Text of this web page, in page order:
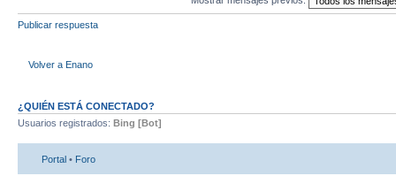
Publicar respuesta
Volver a Enano
¿QUIÉN ESTÁ CONECTADO?
Usuarios registrados: Bing [Bot]
Portal • Foro